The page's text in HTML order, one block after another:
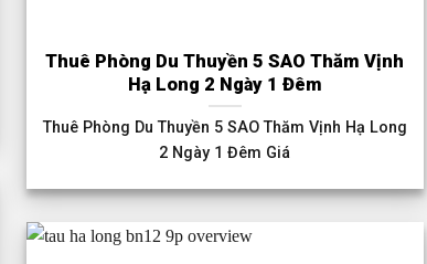
Thuê Phòng Du Thuyền 5 SAO Thăm Vịnh
Hạ Long 2 Ngày 1 Đêm
Thuê Phòng Du Thuyền 5 SAO Thăm Vịnh Hạ Long
2 Ngày 1 Đêm Giá